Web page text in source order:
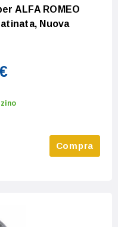
ALFA ROMEO
Nuova
Compra